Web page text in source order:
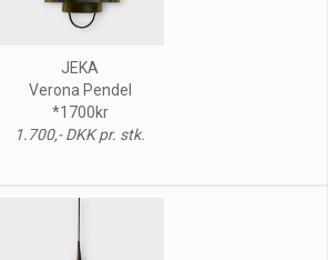
JEKA
Verona Pendel
*1700kr
1.700,- DKK pr. stk.